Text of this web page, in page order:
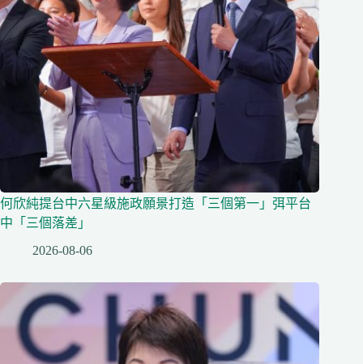
何欣純提台中六星級施政願景打造「三個第一」弭平台
中「三個落差」
2026-08-06